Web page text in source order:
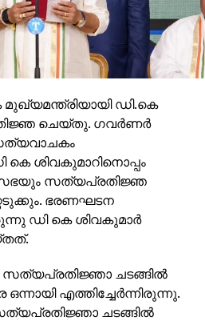
ഡി.കെ
ചെയ്തു. ഗവര്‍ണര്‍
ശിവകുമാറിനൊപ്പം
സത്യപ്രതിജ്ഞ
ഭരണഘടന
ഡി കെ ശിവകുമാര്‍
സത്യപ്രതിജ്ഞാ ചടങ്ങില്‍
എത്തിച്ചേര്‍ന്നിരുന്നു.
ചടങ്ങില്‍